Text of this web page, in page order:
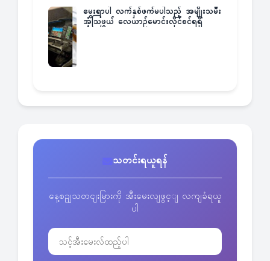
မွေးရာပါ လက်နှစ်ဖက်မပါသည့် အမျိုးသမီး
အံ့သြဖွယ် လေယာဉ်မောင်းလိုင်စင်ရရှိ
သတင်းရယူရန်
နေ့စဥျသတငျးမြားကို အီးမေးလျဖွင့ျ လကျခံရယူ
ပါ